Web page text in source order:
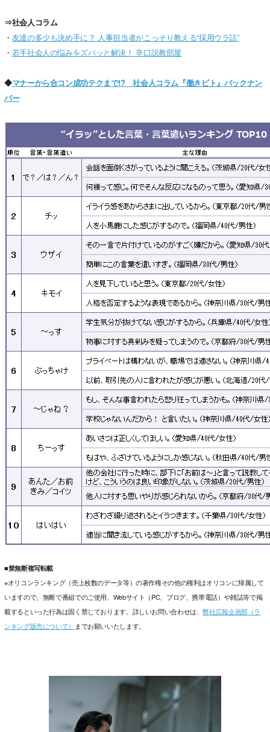
⇒社会人コラム
・ 友達の多少も決め手に？ 人事担当者がこっそり教える“採用ウラ話”
・ 若手社会人の悩みをズバッと解決！ 辛口説教部屋
◆マナーから合コン成功テクまで!? 社会人コラム『働きビト』バックナン
バー
■禁無断複写転載
※オリコンランキング（売上枚数のデータ等）の著作権その他の権利はオリコンに帰属して
いますので、無断で番組でのご使用、Webサイト（PC、ブログ、携帯電話）や雑誌等で掲
載するといった行為は固く禁じております。詳しいお問い合わせは、弊社広報企画部（ラ
ンキング販売について） までお願いいたします。